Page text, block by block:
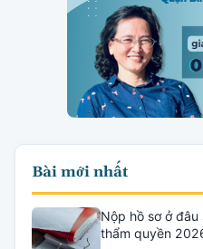
Bài mới nhất
Nộp hồ sơ ở
thẩm quyền